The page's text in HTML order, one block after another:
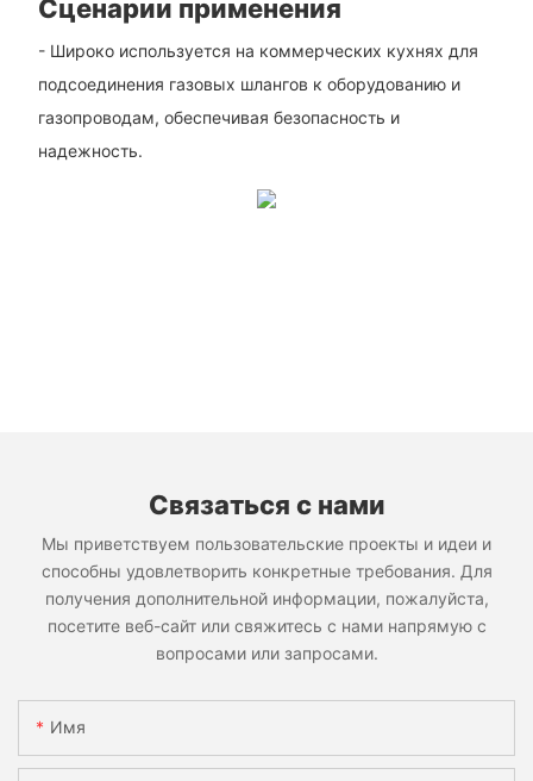
Сценарии применения
- Широко используется на коммерческих кухнях для
подсоединения газовых шлангов к оборудованию и
газопроводам, обеспечивая безопасность и
надежность.
Связаться с нами
Мы приветствуем пользовательские проекты и идеи и
способны удовлетворить конкретные требования. Для
получения дополнительной информации, пожалуйста,
посетите веб-сайт или свяжитесь с нами напрямую с
вопросами или запросами.
Имя